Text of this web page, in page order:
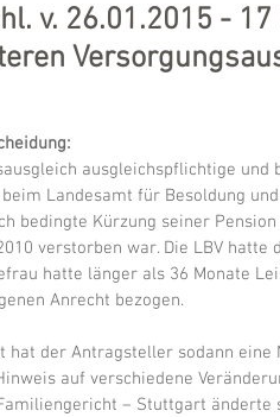
v. 26.01.2015 -
ausgleichspflichtige und
Landesamt für Besoldung
bedingte Kürzung seiner
verstorben war. Die LBV
hatte länger als 36 Monate
Anrecht bezogen.
der Antragsteller sodann eine
auf verschiedene
– Stuttgart änderte